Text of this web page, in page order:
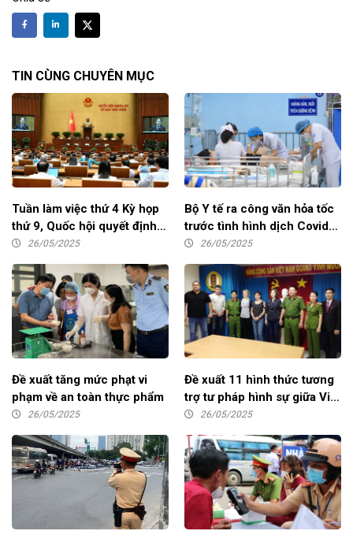
TIN CÙNG CHUYÊN MỤC
Tuần làm việc thứ 4 Kỳ họp
thứ 9, Quốc hội quyết định
nhiều nội dung quan trọng
26/05/2025
Bộ Y tế ra công văn hỏa tốc
trước tình hình dịch Covid-
19, sốt xuất huyết gia tăng
26/05/2025
Đề xuất tăng mức phạt vi
phạm về an toàn thực phẩm
26/05/2025
Đề xuất 11 hình thức tương
trợ tư pháp hình sự giữa Việt
Nam và nước ngoài
26/05/2025